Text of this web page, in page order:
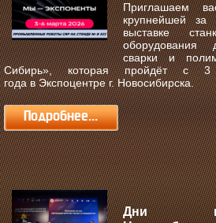
Приглашаем
крупнейшей за
выставке
оборудования
сварки и
Сибирь», которая пройдёт с3
годавЭкспоцентре г. Новосибирска.
Подробнее...
Дни